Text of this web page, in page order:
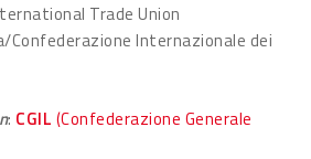
Trade Union
Confederazione Internazionale dei
: CGIL (Confederazione Generale